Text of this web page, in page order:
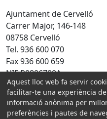
Ajuntament de Cervelló
Carrer Major, 146-148
08758 Cervelló
Tel. 936 600 070
Fax 936 600 659
NIF P0806700A
Amb la col·laboració de:
Aquest lloc web fa servir
facilitar-te una experiència
informació anònima per
preferències i pautes de